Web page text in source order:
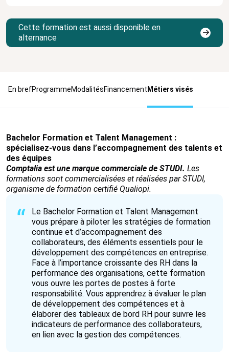
Cette formation est aussi disponible en
alternance
En brefProgrammeModalitésFinancementMétiers visés
Bachelor Formation et Talent Management :
spécialisez-vous dans l’accompagnement des talents et
des équipes
Comptalia est une marque commerciale de STUDI. Les
formations sont commercialisées et réalisées par STUDI,
organisme de formation certifié Qualiopi.
Le Bachelor Formation et Talent Management
vous prépare à piloter les stratégies de formation
continue et d’accompagnement des
collaborateurs, des éléments essentiels pour le
développement des compétences en entreprise.
Face à l’importance croissante des RH dans la
performance des organisations, cette formation
vous ouvre les portes de postes à forte
responsabilité. Vous apprendrez à évaluer le plan
de développement des compétences et à
élaborer des tableaux de bord RH pour suivre les
indicateurs de performance des collaborateurs,
en lien avec la gestion des compétences.